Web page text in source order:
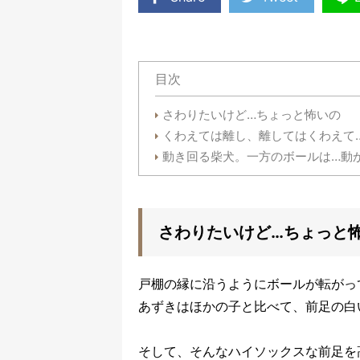
目次
さわりたいけど…ちょっと怖いの
くわえては離し、離してはくわえ
動き回る柴犬。一方のボールは…動
さわりたいけど…ちょっと
戸棚の縁に沿うようにボールが転が
あずきはほかの子と比べて、前足の
そして、そんなハイソックスな前足